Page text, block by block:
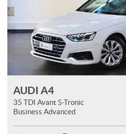
AUDI A4
35 TDI Avant S-Tronic
Business Advanced